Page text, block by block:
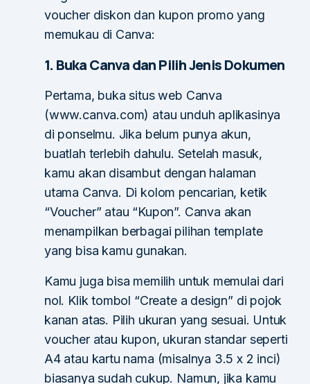
voucher diskon dan kupon promo yang
memukau di Canva:
1. Buka Canva dan Pilih Jenis Dokumen
Pertama, buka situs web Canva
(www.canva.com) atau unduh aplikasinya
di ponselmu. Jika belum punya akun,
buatlah terlebih dahulu. Setelah masuk,
kamu akan disambut dengan halaman
utama Canva. Di kolom pencarian, ketik
“Voucher” atau “Kupon”. Canva akan
menampilkan berbagai pilihan template
yang bisa kamu gunakan.
Kamu juga bisa memilih untuk memulai dari
nol. Klik tombol “Create a design” di pojok
kanan atas. Pilih ukuran yang sesuai. Untuk
voucher atau kupon, ukuran standar seperti
A4 atau kartu nama (misalnya 3.5 x 2 inci)
biasanya sudah cukup. Namun, jika kamu